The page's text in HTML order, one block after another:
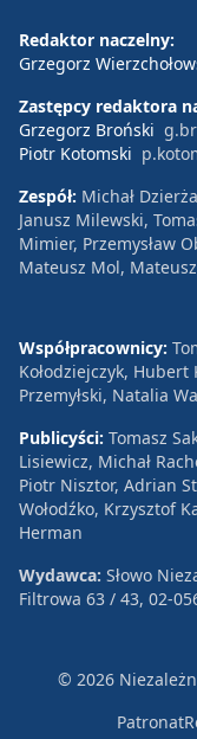
Redaktor naczelny:
Grzegorz
Zastępcy redaktora
Grzegorz Broński
Piotr Kotomski
Zespół: Michał
Janusz Milewski,
Mimier, Przemysław
Mateusz Mol,
Współpracownicy:
Kołodziejczyk,
Przemyłski, Natalia
Publicyści: Tomasz
Lisiewicz, Michał
Piotr Nisztor, Adrian
Wołodźko, Krzysztof
Herman
Wydawca: Słowo
Filtrowa 63 / 43, 02-
© 2026
Patronat